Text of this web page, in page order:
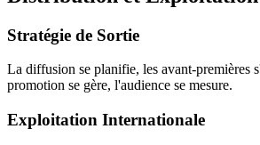
Stratégie de Sortie
La diffusion se planifie, les avant-premières
promotion se gère, l'audience se mesure.
Exploitation Internationale